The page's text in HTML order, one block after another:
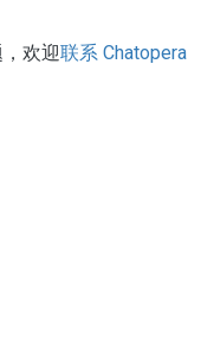
欢迎联系 Chatopera